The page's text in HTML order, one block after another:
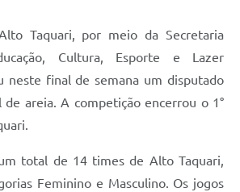
Taquari, por meio da Secretaria
Cultura, Esporte e Lazer
neste final de semana um disputado
areia. A competição encerrou o 1°
total de 14 times de Alto Taquari,
Feminino e Masculino. Os jogos